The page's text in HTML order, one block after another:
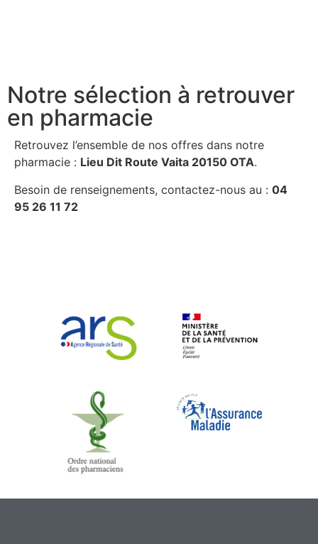
Notre sélection à retrouver
en pharmacie
Retrouvez l’ensemble de nos offres dans notre
pharmacie : Lieu Dit Route Vaita 20150 OTA.
Besoin de renseignements, contactez-nous au : 04
95 26 11 72